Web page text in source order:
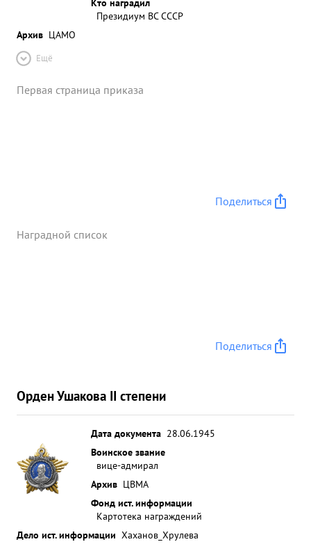
Президиум ВС СССР
Архив ЦАМО
Ещё
Первая страница приказа
Поделиться
Наградной список
Поделиться
Орден Ушакова II степени
Дата документа 28.06.1945
Воинское звание
вице-адмирал
Архив ЦВМА
Фонд ист. информации
Картотека награждений
Дело ист. информации Хаханов_Хрулева